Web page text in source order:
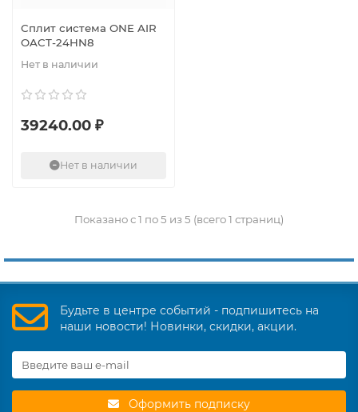
Сплит система ONE AIR
OACT-24HN8
Нет в наличии
39240.00 ₽
Нет в наличии
Показано с 1 по 5 из 5 (всего 1 страниц)
Будьте в центре событий - подпишитесь на
наши новости! Новинки, скидки, акции.
Оформить подписку